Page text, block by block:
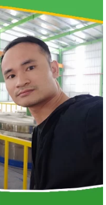
trong cuộc sống hằng
quá đắt.
Chỉ cần qua các công
được tấm kính như ý.
của ngôi nhà sẽ tạo
tế, cuốn hút cho những
trí, gia chủ sẽ có cảm
vệ sinh lau chùi. Khi